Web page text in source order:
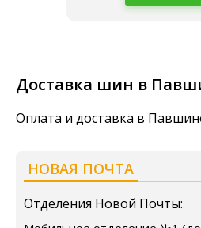
Доставка шин в
Оплата и доставка в
НОВАЯ ПОЧТА
Отделения Новой Почты: